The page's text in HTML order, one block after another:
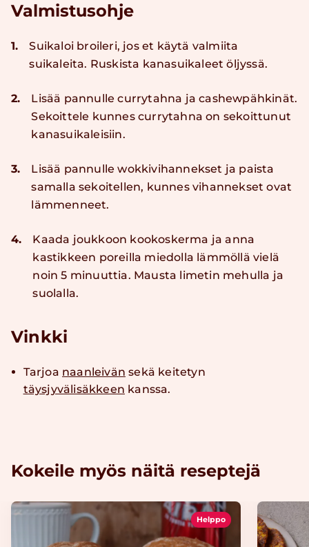
Valmistusohje
1.
Suikaloi broileri, jos et käytä valmiita
suikaleita. Ruskista kanasuikaleet öljyssä.
2.
Lisää pannulle currytahna ja cashewpähkinät.
Sekoittele kunnes currytahna on sekoittunut
kanasuikaleisiin.
3.
Lisää pannulle wokkivihannekset ja paista
samalla sekoitellen, kunnes vihannekset ovat
lämmenneet.
4.
Kaada joukkoon kookoskerma ja anna
kastikkeen poreilla miedolla lämmöllä vielä
noin 5 minuuttia. Mausta limetin mehulla ja
suolalla.
Vinkki
Tarjoa naanleivän sekä keitetyn
täysjyvälisäkkeen kanssa.
Kokeile myös näitä reseptejä
Helppo